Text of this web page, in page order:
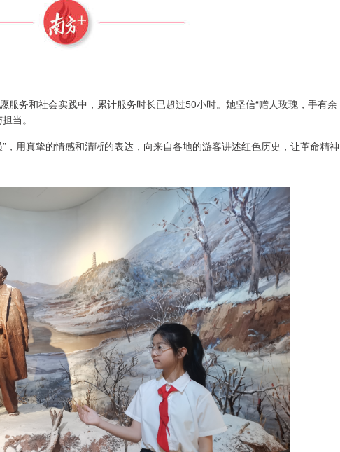
服务和社会实践中，累计服务时长已超过50小时。她坚信“赠人玫瑰，手有余
当。
，用真挚的情感和清晰的表达，向来自各地的游客讲述红色历史，让革命精神